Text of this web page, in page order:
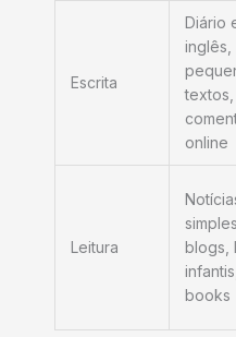
Escrita
Diário
inglês,
textos,
online
Leitura
simples,
blogs,
books